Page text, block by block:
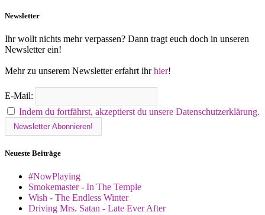
Newsletter
Ihr wollt nichts mehr verpassen? Dann tragt euch doch in unseren
Newsletter ein!
Mehr zu unserem Newsletter erfahrt ihrhier!
E-Mail:
Indem du fortfährst, akzeptierst du unsere Datenschutzerklärung.
Neueste Beiträge
#NowPlaying
Smokemaster - In The Temple
Wish - The Endless Winter
Driving Mrs. Satan - Late Ever After